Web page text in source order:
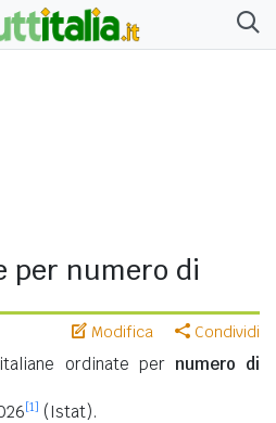
per numero di
Modifica Condividi
ordinate per numero di
[1] (Istat).